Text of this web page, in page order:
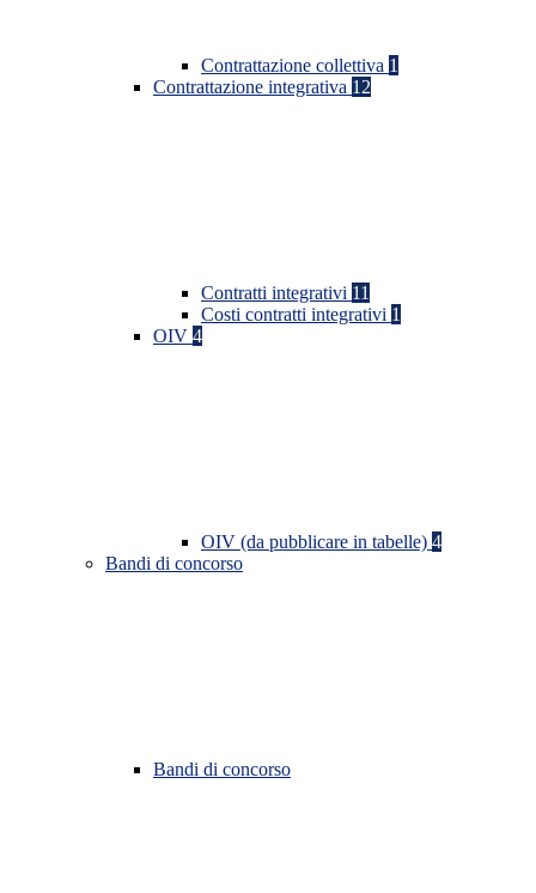
Contrattazione collettiva 1
Contrattazione integrativa 12
Contratti integrativi 11
Costi contratti integrativi 1
OIV 4
OIV (da pubblicare in tabelle) 4
Bandi di concorso
Bandi di concorso